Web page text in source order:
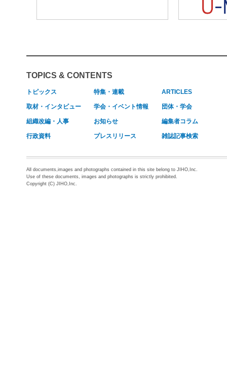
TOPICS & CONTENTS
トピックス 特集・連載 ARTICLES
取材・インタビュー 学会・イベント情報 団体・学会
組織改編・人事 お知らせ 編集者コラム
行政資料 プレスリリース 雑誌記事検索
All documents,images and photographs contained in this site belong to JIHO,Inc.
Use of these documents, images and photographs is strictly prohibited.
Copyright (C) JIHO,Inc.